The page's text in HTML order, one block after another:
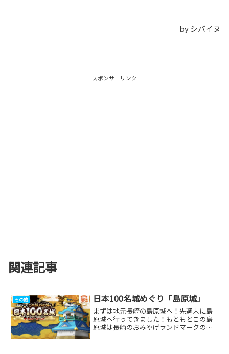
by シバイヌ
スポンサーリンク
関連記事
その他 日本100名城めぐり「島原城」
まずは地元長崎の島原城へ！先週末に島
原城へ行ってきました！もともとこの島
原城は長崎のおみやげランドマークのひ